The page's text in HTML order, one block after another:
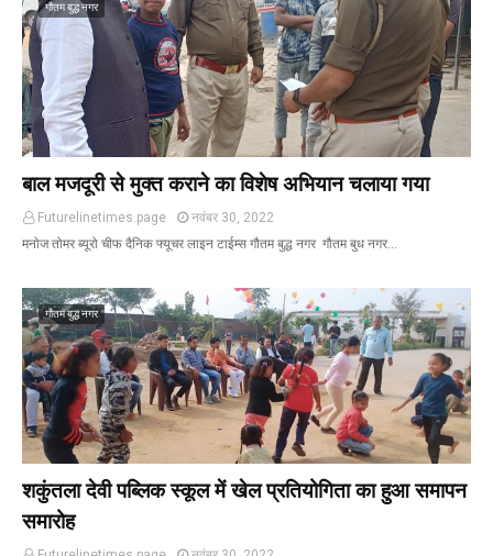
गौतम बुद्ध नगर
बाल मजदूरी से मुक्त कराने का विशेष अभियान चलाया गया
Futurelinetimes.page
नवंबर 30, 2022
मनोज तोमर ब्यूरो चीफ दैनिक फ्यूचर लाइन टाईम्स गौतम बुद्ध नगर गौतम बुध नगर…
गौतम बुद्ध नगर
शकुंतला देवी पब्लिक स्कूल में खेल प्रतियोगिता का हुआ समापन
समारोह